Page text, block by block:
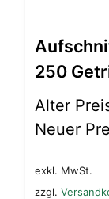
250
Alter
Preis
1.098,00 €
Neuer
Aktueller
Preis
765,00 €.
exkl. MwSt.
zzgl.